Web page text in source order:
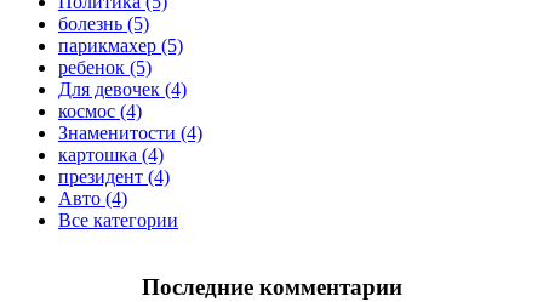
болезнь (5)
парикмахер (5)
ребенок (5)
Для девочек (4)
космос (4)
Знаменитости (4)
картошка (4)
президент (4)
Авто (4)
Все категории
Последние комментарии